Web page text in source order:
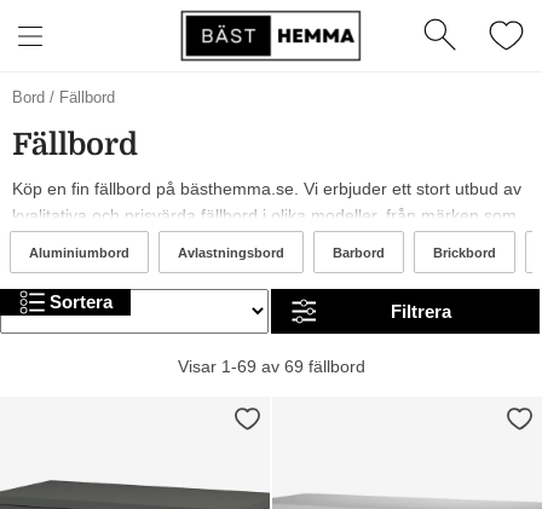
Bord / Fällbord
Fällbord
Köp en fin fällbord på bästhemma.se. Vi erbjuder ett stort utbud av
kvalitativa och prisvärda fällbord i olika modeller, från märken som
beiga och bruna fällbord. I sortimentet kan du hitta allt från billiga till
mer exklusiva alternativ. Trevlig shopping!
Aluminiumbord Avlastningsbord Barbord Brickbord
Sortera Filtrera
Visar 1-69 av 69 fällbord